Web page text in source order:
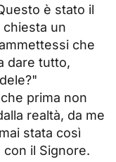
è stato il
un
che
dare tutto,
prima non
realtà, da me
stata così
il Signore.